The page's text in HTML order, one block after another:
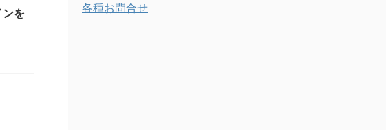
を
各種お問合せ